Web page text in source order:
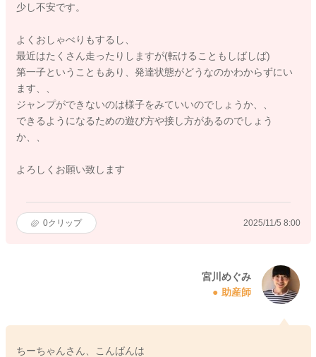
少し不安です。
よくおしゃべりもするし、
最近はたくさん走ったりしますが(転けることもしばしば)
第一子ということもあり、発達状態がどうなのかわからずにい
ます、、
ジャンプができないのは様子をみていいのでしょうか、、
できるようになるための遊び方や接し方があるのでしょう
か、、
よろしくお願い致します
0クリップ 2025/11/5 8:00
宮川めぐみ
助産師
ちーちゃんさん、こんばんは